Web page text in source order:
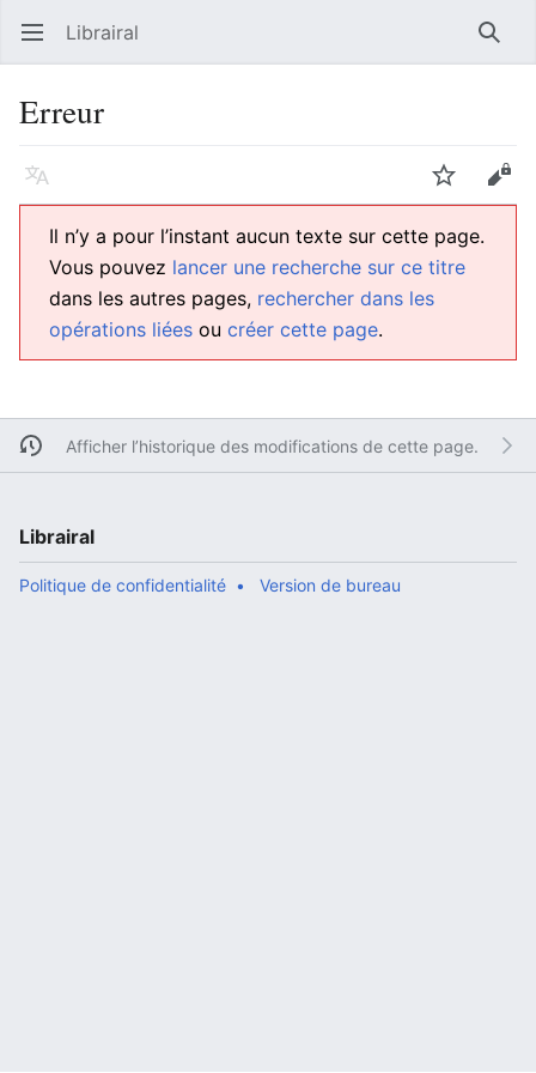
Ouvrir le menu principal Librairal
Erreur
Langue Suivre
Il n’y a pour l’instant aucun texte sur cette page.
Vous pouvez lancer une recherche sur ce titre
dans les autres pages, rechercher dans les
opérations liées ou créer cette page.
Afficher l’historique des modifications de cette page.
Librairal
Politique de confidentialité Version de bureau